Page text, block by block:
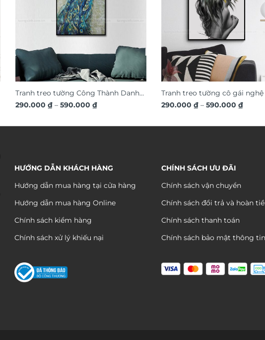
Tranh treo tường Công Thành Danh
Toại SCA1597
290.000₫ – 590.000₫Khoảng
290.000 ₫
Tranh treo tường cô gái
NT1632
290.000 ₫ – 590.000 ₫Khoảng
giá:
HƯỚNG DẪN KHÁCH HÀNG
Hướng dẫn mua hàng tại cửa hàng
Hướng dẫn mua hàng Online
Chính sách kiểm hàng
Chính sách xử lý khiếu nại
CHÍNH SÁCH ƯU ĐÃI
Chính sách vận chuyển
Chính sách đổi trả và hoàn
Chính sách thanh toán
Chính sách bảo mật thông tin